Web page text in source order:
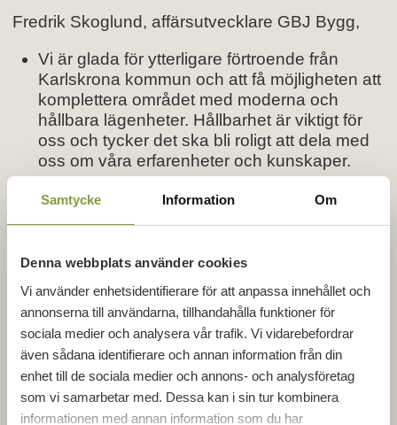
Samtycke Information Om
Denna webbplats använder cookies
Vi använder enhetsidentifierare för att anpassa innehållet och
annonserna till användarna, tillhandahålla funktioner för
sociala medier och analysera vår trafik. Vi vidarebefordrar
även sådana identifierare och annan information från din
enhet till de sociala medier och annons- och analysföretag
som vi samarbetar med. Dessa kan i sin tur kombinera
informationen med annan information som du har
Fredrik Skoglund, affärsutvecklare GBJ Bygg,
Vi är glada för ytterligare förtroende från
Karlskrona kommun och att få möjligheten att
komplettera området med moderna och
hållbara lägenheter. Hållbarhet är viktigt för
oss och tycker det ska bli roligt att dela med
oss om våra erfarenheter och kunskaper.
– Vi är glada och ser fram emot att GBJ
genom sitt fina projekt skapar förutsättningar
bostadsmarknad. Vi vill göra det möjligt för
fler att uppleva vår fantastiska kommun och
då är bostäder i olika lägen och
upplåtelseformer och prisnivåer en viktig
faktor, avslutar Emma Swahn Nilsson.
Det är roligt att vinna
markanvisningstävlingen i kamp med flera
andra bra förslag. Vi har sedan tidigare två